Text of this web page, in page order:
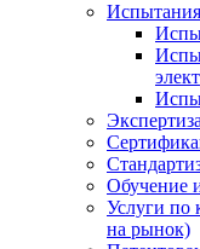
Обучение
Услуги по
на рынок)